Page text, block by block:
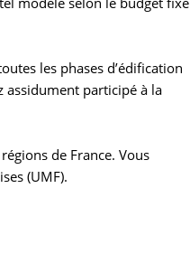
les phases d’édification
assidument participé à la
de France. Vous
(UMF).